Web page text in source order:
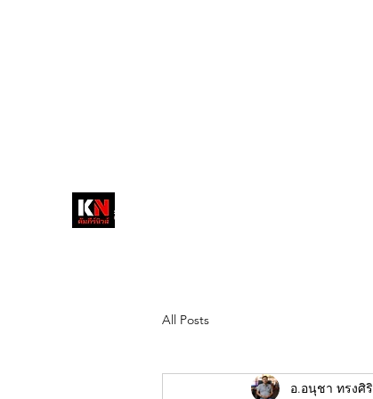
วส์
สื่อลึกวงการสงฆ์ เจาะตรงพระเครื่อง
All Posts
อ.อนุชา ทรงศิริ